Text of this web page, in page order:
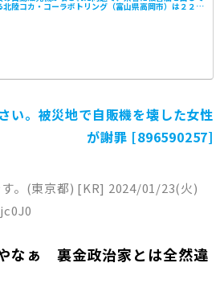
北陸コカ・コーラボトリング（富山県高岡市）は２２
い。被災地で自販機を壊した女性
が謝罪 [896590257]
。(東京都) [KR] 2024/01/23(火)
なぁ 裏金政治家とは全然違